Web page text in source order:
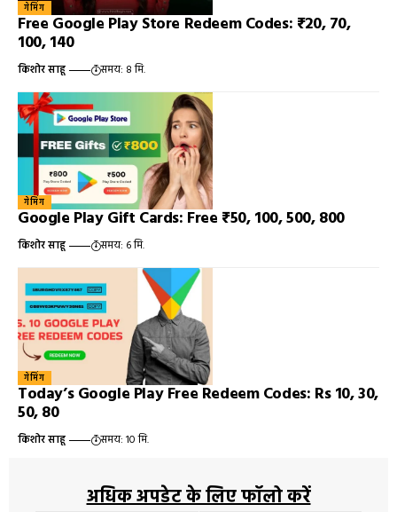
गेमिंग
Free Google Play Store Redeem Codes: ₹20, 70,
100, 140
किशोर साहू समय: 8 मि.
गेमिंग
Google Play Gift Cards: Free ₹50, 100, 500, 800
किशोर साहू समय: 6 मि.
गेमिंग
Today’s Google Play Free Redeem Codes: Rs 10, 30,
50, 80
किशोर साहू समय: 10 मि.
अधिक अपडेट के लिए फॉलो करें